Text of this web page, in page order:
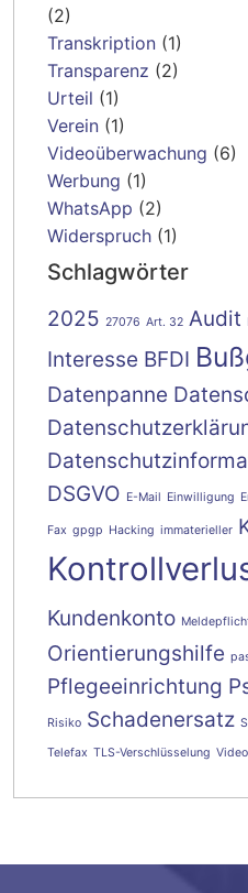
(2)
Transkription (1)
Transparenz (2)
Urteil (1)
Verein (1)
Videoüberwachung (6)
Werbung (1)
WhatsApp (2)
Widerspruch (1)
Schlagwörter
2025 27076 Art. 32 Audit
Interesse BFDI
Datenpanne
DSGVO E-Mail Einwilligung
Fax gpgp Hacking immaterieller
Kundenkonto
Orientierungshilfe
Pflegeeinrichtung
Risiko Schadenersatz
Telefax TLS-Verschlüsselung